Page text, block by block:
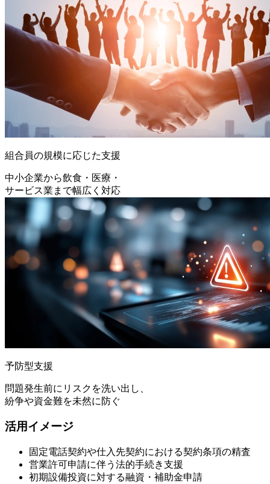
組合員の規模に応じた支援
中小企業から飲食・医療・
サービス業まで幅広く対応
予防型支援
問題発生前にリスクを洗い出し、
紛争や資金難を未然に防ぐ
活用イメージ
固定電話契約や仕入先契約における契約条項の精査
営業許可申請に伴う法的手続き支援
初期設備投資に対する融資・補助金申請